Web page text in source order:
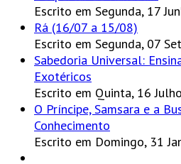
Escrito em Segunda, 17
Rá (16/07 a 15/08)
Escrito em Segunda, 07
Sabedoria Universal:
Exotéricos
Escrito em Quinta, 16
O Príncipe, Samsara e a
Conhecimento
Escrito em Domingo, 31